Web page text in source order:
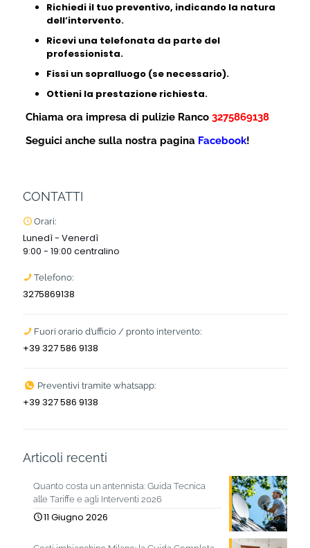
Richiedi il tuo preventivo, indicando la natura
dell’intervento.
Ricevi una telefonata da parte del
professionista.
Fissi un sopralluogo (se necessario).
Ottieni la prestazione richiesta.
Chiama ora impresa di pulizie Ranco 3275869138
Seguici anche sulla nostra pagina Facebook!
CONTATTI
Orari:
Lunedì - Venerdì
9:00 - 19:00 centralino
Telefono:
3275869138
Fuori orario d’ufficio / pronto intervento:
+39 327 586 9138
Preventivi tramite whatsapp:
+39 327 586 9138
Articoli recenti
Quanto costa un antennista: Guida Tecnica
alle Tariffe e agli Interventi 2026
11 Giugno 2026